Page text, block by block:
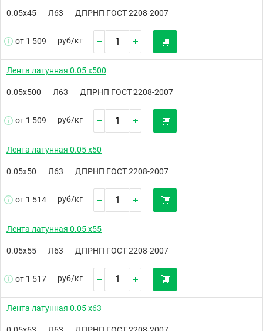
0.05х45 Л63 ДПРНП ГОСТ 2208-2007
от 1 509 руб/кг
Лента латунная 0.05 х500
0.05х500 Л63 ДПРНП ГОСТ 2208-2007
от 1 509 руб/кг
Лента латунная 0.05 х50
0.05х50 Л63 ДПРНП ГОСТ 2208-2007
от 1 514 руб/кг
Лента латунная 0.05 х55
0.05х55 Л63 ДПРНП ГОСТ 2208-2007
от 1 517 руб/кг
Лента латунная 0.05 х63